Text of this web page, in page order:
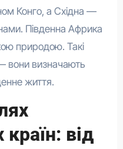
Конго, а Східна —
Південна Африка
природою. Такі
вони визначають
життя.
від